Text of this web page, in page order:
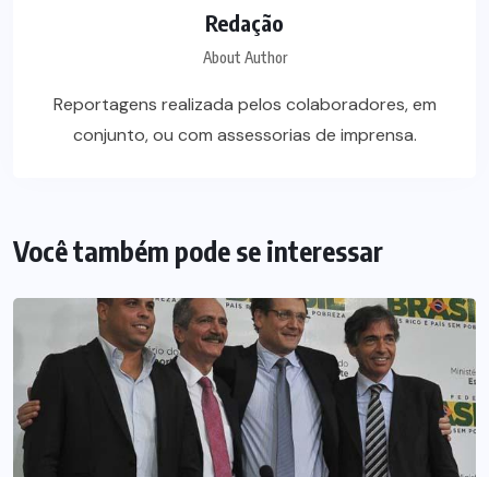
Redação
About Author
Reportagens realizada pelos colaboradores, em
conjunto, ou com assessorias de imprensa.
Você também pode se interessar